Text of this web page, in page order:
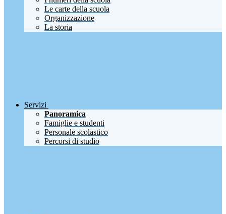
Le carte della scuola
Organizzazione
La storia
Servizi
Panoramica
Famiglie e studenti
Personale scolastico
Percorsi di studio